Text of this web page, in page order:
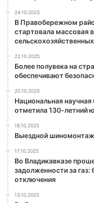
24.10.2025
В Правобережном
стартовала массовая
22.10.2025
Более полувека на
обеспечивают
20.10.2025
Национальная
отметила 130-летний
18.10.2025
Выездной
17.10.2025
Во Владикавказе
задолженности за газ:
отключения
13.10.2025